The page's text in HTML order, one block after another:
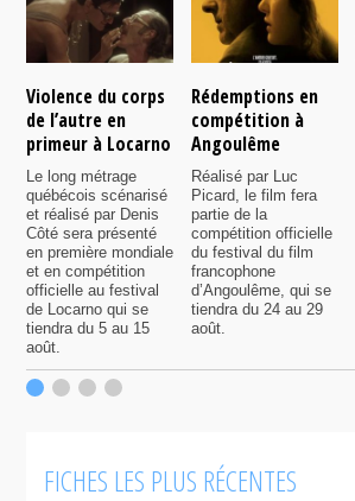
Violence du corps
de l’autre en
primeur à Locarno
Le long métrage
québécois scénarisé
et réalisé par Denis
Côté sera présenté
en première mondiale
et en compétition
officielle au festival
de Locarno qui se
tiendra du 5 au 15
août.
Rédemptions en
compétition à
Angoulême
Réalisé par Luc
Picard, le film fera
partie de la
compétition officielle
du festival du film
francophone
d’Angoulême, qui se
tiendra du 24 au 29
août.
FICHES LES PLUS RÉCENTES